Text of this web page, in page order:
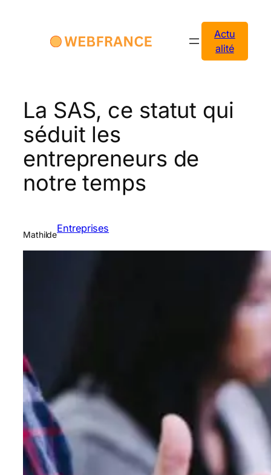
Actu
alité
La SAS, ce statut qui
séduit les
entrepreneurs de
notre temps
MathildeEntreprises